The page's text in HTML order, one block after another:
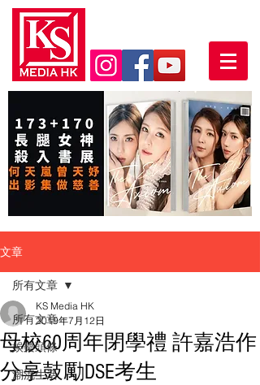
文章
所有文章
娛樂頭條
潮流生活
所有文章
母校60周年閉學禮 許嘉浩作
分享鼓勵DSE考生
KS Media HK
2019年7月12日